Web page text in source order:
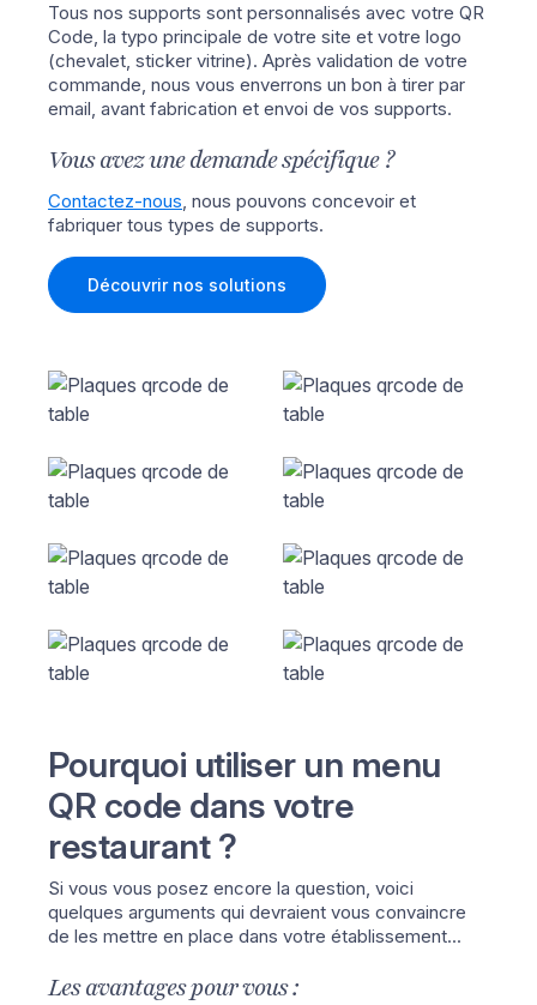
Tous nos supports sont personnalisés avec votre QR
Code, la typo principale de votre site et votre logo
(chevalet, sticker vitrine). Après validation de votre
commande, nous vous enverrons un bon à tirer par
email, avant fabrication et envoi de vos supports.
Vous avez une demande spécifique ?
Contactez-nous, nous pouvons concevoir et
fabriquer tous types de supports.
Découvrir nos solutions
Pourquoi utiliser un menu
QR code dans votre
restaurant ?
Si vous vous posez encore la question, voici
quelques arguments qui devraient vous convaincre
de les mettre en place dans votre établissement...
Les avantages pour vous :